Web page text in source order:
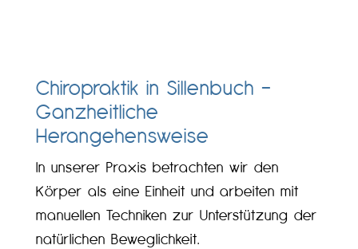
Chiropraktik in Sillenbuch –
Ganzheitliche
Herangehensweise
In unserer Praxis betrachten wir den
Körper als eine Einheit und arbeiten mit
manuellen Techniken zur Unterstützung der
natürlichen Beweglichkeit.